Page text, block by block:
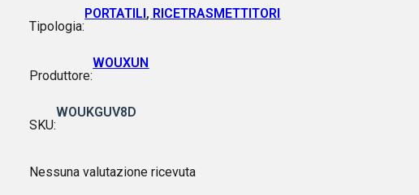
Tipologia:
PORTATILI, RICETRASMETTITORI
Produttore:
WOUXUN
SKU:
WOUKGUV8D
Nessuna valutazione ricevuta